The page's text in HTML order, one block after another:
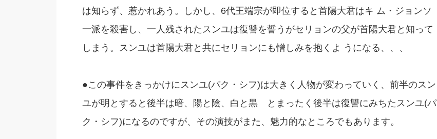
は知らず、惹かれあう。しかし、6代王端宗が即位すると首陽大君はキ ム・ジョンソ
一派を殺害し、一人残されたスンユは復讐を誓うがセリョンの父が首陽大君と知って
しまう。スンユは首陽大君と共にセリョンにも憎しみを抱くよ うになる、、、
●この事件をきっかけにスンユ(パク・シフ)は大きく人物が変わっていく、前半のスン
ユが明とすると後半は暗、陽と陰、白と黒 とまったく後半は復讐にみちたスンユ(パ
ク・シフ)になるのですが、その演技がまた、魅力的なところでもあります。